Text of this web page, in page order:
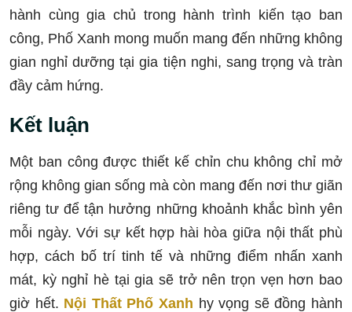
hành cùng gia chủ trong hành trình kiến tạo ban
công, Phố Xanh mong muốn mang đến những không
gian nghỉ dưỡng tại gia tiện nghi, sang trọng và tràn
đầy cảm hứng.
Kết luận
Một ban công được thiết kế chỉn chu không chỉ mở
rộng không gian sống mà còn mang đến nơi thư giãn
riêng tư để tận hưởng những khoảnh khắc bình yên
mỗi ngày. Với sự kết hợp hài hòa giữa nội thất phù
hợp, cách bố trí tinh tế và những điểm nhấn xanh
mát, kỳ nghỉ hè tại gia sẽ trở nên trọn vẹn hơn bao
giờ hết. Nội Thất Phố Xanh hy vọng sẽ đồng hành